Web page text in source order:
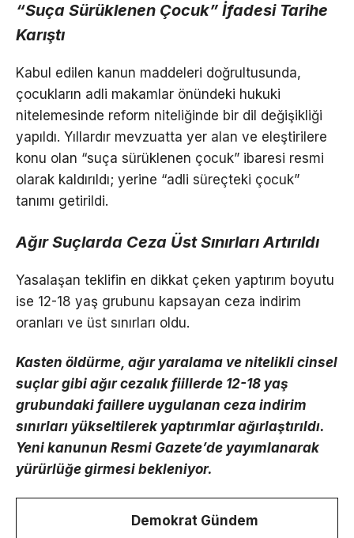
“Suça Sürüklenen Çocuk” İfadesi Tarihe
Karıştı
Kabul edilen kanun maddeleri doğrultusunda,
çocukların adli makamlar önündeki hukuki
nitelemesinde reform niteliğinde bir dil değişikliği
yapıldı. Yıllardır mevzuatta yer alan ve eleştirilere
konu olan “suça sürüklenen çocuk” ibaresi resmi
olarak kaldırıldı; yerine “adli süreçteki çocuk”
tanımı getirildi.
Ağır Suçlarda Ceza Üst Sınırları Artırıldı
Yasalaşan teklifin en dikkat çeken yaptırım boyutu
ise 12-18 yaş grubunu kapsayan ceza indirim
oranları ve üst sınırları oldu.
Kasten öldürme, ağır yaralama ve nitelikli cinsel
suçlar gibi ağır cezalık fiillerde 12-18 yaş
grubundaki faillere uygulanan ceza indirim
sınırları yükseltilerek yaptırımlar ağırlaştırıldı.
Yeni kanunun Resmi Gazete’de yayımlanarak
yürürlüğe girmesi bekleniyor.
Demokrat Gündem